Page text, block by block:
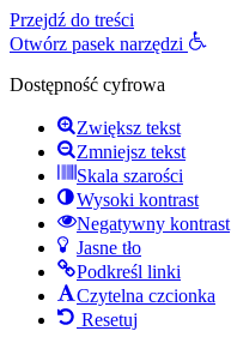
Przejdź do treści
Otwórz pasek narzędzi
Dostępność cyfrowa
Zwiększ tekst
Zmniejsz tekst
Skala szarości
Wysoki kontrast
Negatywny kontrast
Jasne tło
Podkreśl linki
Czytelna czcionka
Resetuj